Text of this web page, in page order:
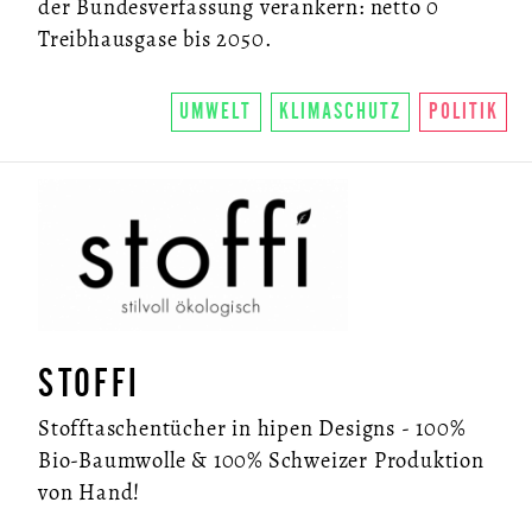
der Bundesverfassung verankern: netto 0
Treibhausgase bis 2050.
UMWELT KLIMASCHUTZ POLITIK
STOFFI
Stofftaschentücher in hipen Designs - 100%
Bio-Baumwolle & 100% Schweizer Produktion
von Hand!